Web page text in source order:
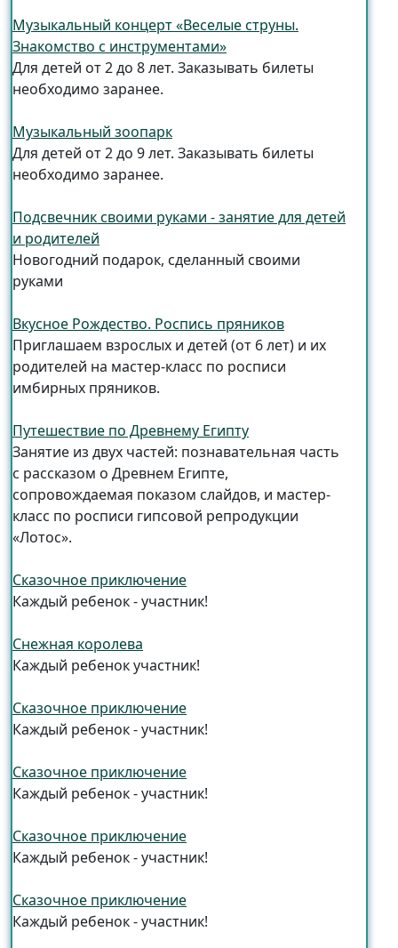
Музыкальный концерт «Веселые струны.
Знакомство с инструментами»
Для детей от 2 до 8 лет. Заказывать билеты
необходимо заранее.
Музыкальный зоопарк
Для детей от 2 до 9 лет. Заказывать билеты
необходимо заранее.
Подсвечник своими руками - занятие для детей
и родителей
Новогодний подарок, сделанный своими
руками
Вкусное Рождество. Роспись пряников
Приглашаем взрослых и детей (от 6 лет) и их
родителей на мастер-класс по росписи
имбирных пряников.
Путешествие по Древнему Египту
Занятие из двух частей: познавательная часть
с рассказом о Древнем Египте,
сопровождаемая показом слайдов, и мастер-
класс по росписи гипсовой репродукции
«Лотос».
Сказочное приключение
Каждый ребенок - участник!
Снежная королева
Каждый ребенок участник!
Сказочное приключение
Каждый ребенок - участник!
Сказочное приключение
Каждый ребенок - участник!
Сказочное приключение
Каждый ребенок - участник!
Сказочное приключение
Каждый ребенок - участник!